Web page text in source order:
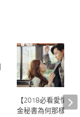
【2018必看愛情劇
金秘書為何那樣 第